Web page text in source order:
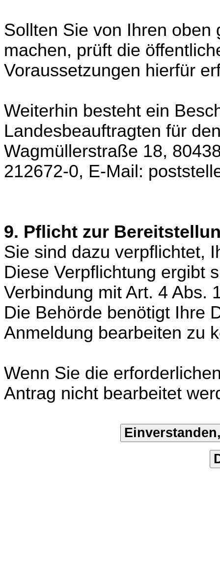
Sollten Sie von Ihren
machen, prüft die
Voraussetzungen hierfür
Weiterhin besteht ein
Landesbeauftragten für
Wagmüllerstraße 18,
212672-0, E-Mail:
9. Pflicht zur
Sie sind dazu verpflichtet,
Diese Verpflichtung ergibt
Verbindung mit Art. 4 Abs.
Die Behörde benötigt Ihre
Anmeldung bearbeiten zu
Wenn Sie die
Antrag nicht bearbeitet